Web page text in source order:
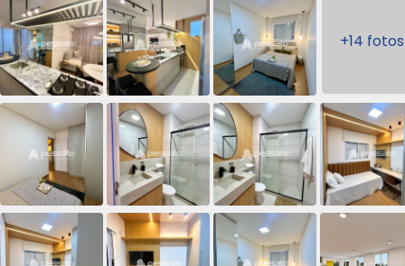
+14 fotos